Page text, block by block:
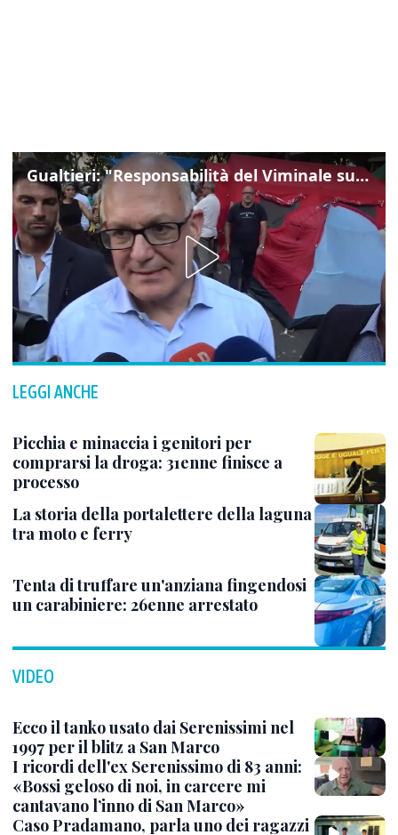
Gualtieri: "Responsabilità del Viminale su Spin Time? La posizione dei partiti è nota"
LEGGI ANCHE
Picchia e minaccia i genitori per
comprarsi la droga: 31enne finisce a
processo
La storia della portalettere della laguna
tra moto e ferry
Tenta di truffare un'anziana fingendosi
un carabiniere: 26enne arrestato
VIDEO
Ecco il tanko usato dai Serenissimi nel
1997 per il blitz a San Marco
I ricordi dell'ex Serenissimo di 83 anni:
«Bossi geloso di noi, in carcere mi
cantavano l’inno di San Marco»
Caso Pradamano, parla uno dei ragazzi